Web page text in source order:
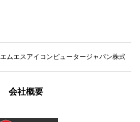
エムエスアイコンピュータージャパン株式会社
会社概要